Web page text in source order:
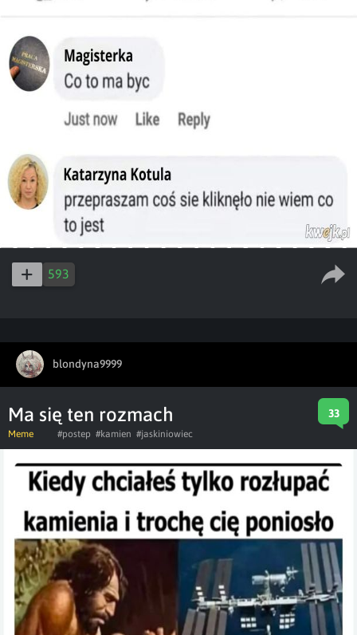
593
blondyna9999
Ma się ten rozmach 33
Meme #postep #kamien #jaskiniowiec